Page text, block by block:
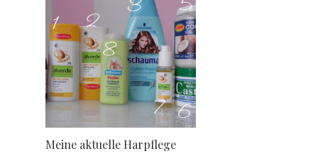
Meine aktuelle Harpflege